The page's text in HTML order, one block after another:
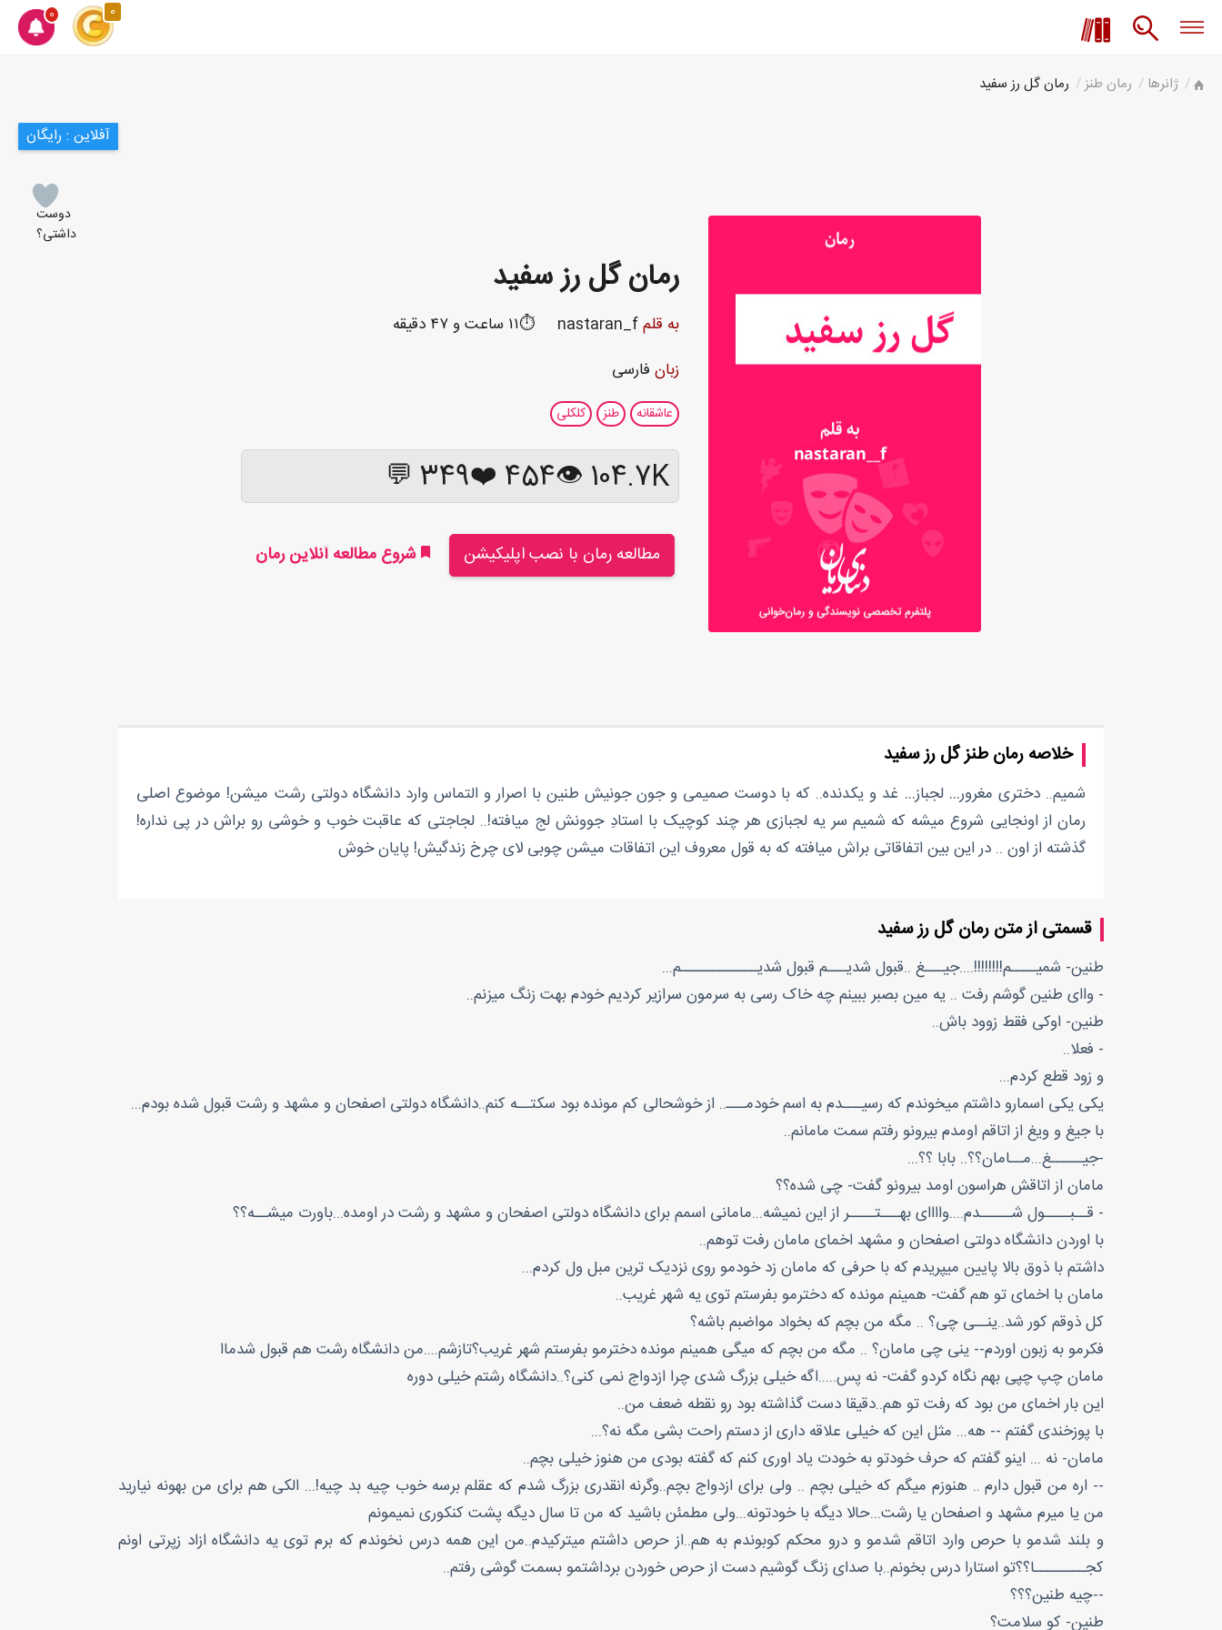
0 0
ژانرها رمان طنز رمان گل رز سفید
آفلاین : رایگان
دوست
داشتی؟
رمان گل رز سفید
به قلمnastaran_f
⏱️۱۱ ساعت و ۴۷ دقیقه
زبان فارسی
عاشقانه طنز کلکلی
104.7K 👁
454
❤️
349 💬
مطالعه رمان با نصب اپلیکیشن شروع مطالعه آنلاین رمان
خلاصه رمان طنز گل رز سفید
شمیم.. دختری مغرور… لجباز… غد و یکدنده.. که با دوست صمیمی و جون جونیش طنین با اصرار و التماس وارد دانشگاه دولتی رشت میشن! موضوع اصلی
رمان از اونجایی شروع میشه که شمیم سر یه لجبازی هر چند کوچیک با استادِ جوونش لج میافته!.. لجاجتی که عاقبت خوب و خوشی رو براش در پی نداره!
گذشته از اون .. در این بین اتفاقاتی براش میافته که به قول معروف این اتفاقات میشن چوبی لای چرخ زندگیش! پایان خوش
قسمتی از متن رمان گل رز سفید
طنین- شمیــــم!!!!!!!!....جیـــغ ..قبول شدیـــم قبول شدیــــــــــــم...
- واای طنین گوشم رفت .. یه مین بصبر ببینم چه خاک رسی به سرمون سرازیر کردیم خودم بهت زنگ میزنم..
طنین- اوکی فقط زوود باش..
- فعلا..
و زود قطع کردم...
یکی یکی اسمارو داشتم میخوندم که رسیـــدم به اسم خودمـــ.. از خوشحالی کم مونده بود سکتــه کنم..دانشگاه دولتی اصفحان و مشهد و رشت قبول شده بودم...
با جیغ و ویغ از اتاقم اومدم بیرونو رفتم سمت مامانم..
-جیـــــغ...مــامان؟؟.. بابا ؟؟...
مامان از اتاقش هراسون اومد بیرونو گفت- چی شده؟؟
- قــبــــول شـــــدم....واااای بهـــتــــر از این نمیشه...مامانی اسمم برای دانشگاه دولتی اصفحان و مشهد و رشت در اومده...باورت میشــه؟؟
با اوردن دانشگاه دولتی اصفحان و مشهد اخمای مامان رفت توهم..
داشتم با ذوق بالا پایین میپریدم که با حرفی که مامان زد خودمو روی نزدیک ترین مبل ول کردم...
مامان با اخمای تو هم گفت- همینم مونده که دخترمو بفرستم توی یه شهر غریب..
کل ذوقم کور شد..ینــی چی؟ .. مگه من بچم که بخواد مواضبم باشه؟
فکرمو به زبون اوردم-- ینی چی مامان؟ .. مگه من بچم که میگی همینم مونده دخترمو بفرستم شهر غریب؟تازشم....من دانشگاه رشت هم قبول شدماا
مامان چپ چپی بهم نگاه کردو گفت- نه پس.....اگه خیلی بزرگ شدی چرا ازدواج نمی کنی؟..دانشگاه رشتم خیلی دوره
این بار اخمای من بود که رفت تو هم..دقیقا دست گذاشته بود رو نقطه ضعف من..
با پوزخندی گفتم -- هه... مثل این که خیلی علاقه داری از دستم راحت بشی مگه نه؟...
مامان- نه ... اینو گفتم که حرف خودتو به خودت یاد اوری کنم که گفته بودی من هنوز خیلی بچم..
-- اره من قبول دارم .. هنوزم میگم که خیلی بچم .. ولی برای ازدواج بچم..وگرنه انقدری بزرگ شدم که عقلم برسه خوب چیه بد چیه!... الکی هم برای من بهونه نیارید
من یا میرم مشهد و اصفحان یا رشت...حالا دیگه با خودتونه...ولی مطمئن باشید که من تا سال دیگه پشت کنکوری نمیمونم
و بلند شدمو با حرص وارد اتاقم شدمو و درو محکم کوبوندم به هم..از حرص داشتم میترکیدم..من این همه درس نخوندم که برم توی یه دانشگاه ازاد زپرتی اونم
کجــــــــا؟؟تو استارا درس بخونم..با صدای زنگ گوشیم دست از حرص خوردن برداشتمو بسمت گوشی رفتم..
--چیه طنین؟؟؟
طنین- کو سلامت؟